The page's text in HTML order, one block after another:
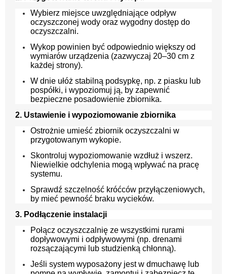
Wybierz miejsce uwzględniające odpływ
oczyszczonej wody oraz wygodny dostęp do
oczyszczalni.
Wykop powinien być odpowiednio większy od
wymiarów urządzenia (zazwyczaj 20–30 cm z
każdej strony).
W dnie ułóż stabilną podsypkę, np. z piasku lub
pospółki, i wypoziomuj ją, by zapewnić
bezpieczne posadowienie zbiornika.
2. Ustawienie i wypoziomowanie zbiornika
Ostrożnie umieść zbiornik oczyszczalni w
przygotowanym wykopie.
Skontroluj wypoziomowanie wzdłuż i wszerz.
Niewielkie odchylenia mogą wpływać na pracę
systemu.
Sprawdź szczelność króćców przyłączeniowych,
by mieć pewność braku wycieków.
3. Podłączenie instalacji
Połącz oczyszczalnię ze wszystkimi rurami
dopływowymi i odpływowymi (np. drenami
rozsączającymi lub studzienką chłonną).
Jeśli system wyposażony jest w dmuchawę lub